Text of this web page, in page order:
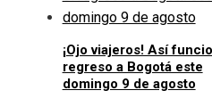
¡Ojo viajeros! Así
regreso a Bogotá este
domingo 9 de agosto